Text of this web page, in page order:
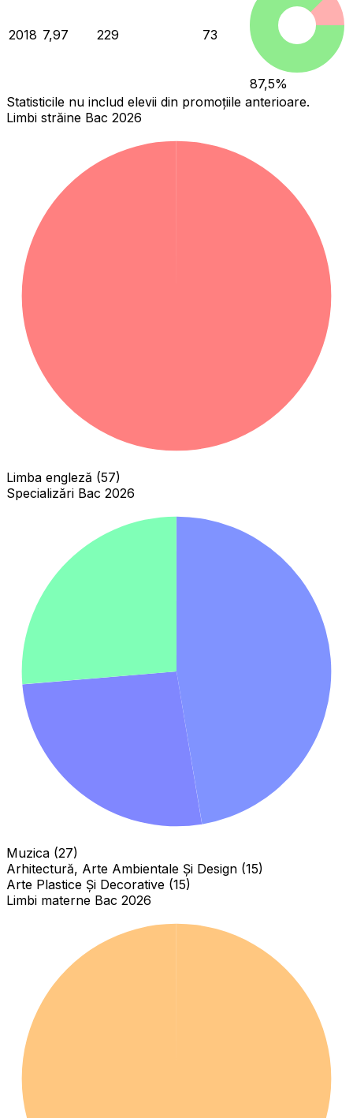
2018 7,97 229 73
87,5%
Statisticile nu includ elevii din promoțiile anterioare.
Limbi străine Bac 2026
Limba engleză (57)
Specializări Bac 2026
Muzica (27)
Arhitectură, Arte Ambientale Și Design (15)
Arte Plastice Și Decorative (15)
Limbi materne Bac 2026